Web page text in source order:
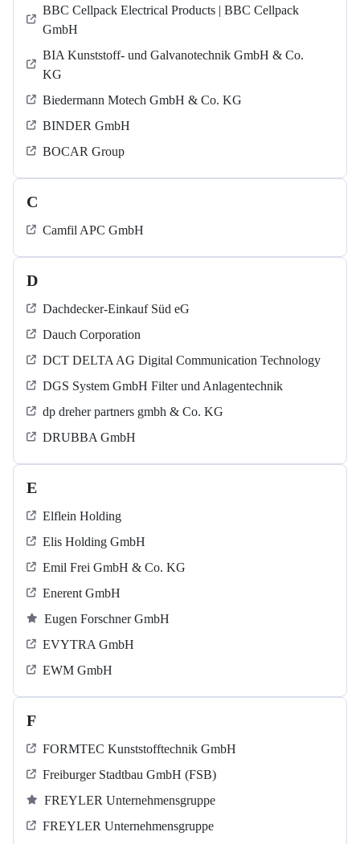
BBC Cellpack Electrical Products | BBC Cellpack
GmbH
BIA Kunststoff- und Galvanotechnik GmbH & Co.
KG
Biedermann Motech GmbH & Co. KG
BINDER GmbH
BOCAR Group
C
Camfil APC GmbH
D
Dachdecker-Einkauf Süd eG
Dauch Corporation
DCT DELTA AG Digital Communication Technology
DGS System GmbH Filter und Anlagentechnik
dp dreher partners gmbh & Co. KG
DRUBBA GmbH
E
Elflein Holding
Elis Holding GmbH
Emil Frei GmbH & Co. KG
Enerent GmbH
Eugen Forschner GmbH
EVYTRA GmbH
EWM GmbH
F
FORMTEC Kunststofftechnik GmbH
Freiburger Stadtbau GmbH (FSB)
FREYLER Unternehmensgruppe
FREYLER Unternehmensgruppe